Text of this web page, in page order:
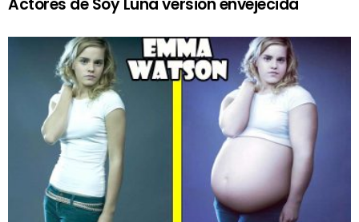
Actores de Soy Luna versión envejecida